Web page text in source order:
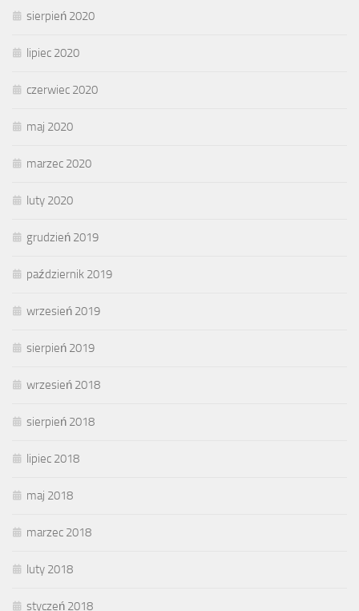
sierpień 2020
lipiec 2020
czerwiec 2020
maj 2020
marzec 2020
luty 2020
grudzień 2019
październik 2019
wrzesień 2019
sierpień 2019
wrzesień 2018
sierpień 2018
lipiec 2018
maj 2018
marzec 2018
luty 2018
styczeń 2018